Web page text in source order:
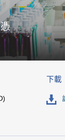
下載